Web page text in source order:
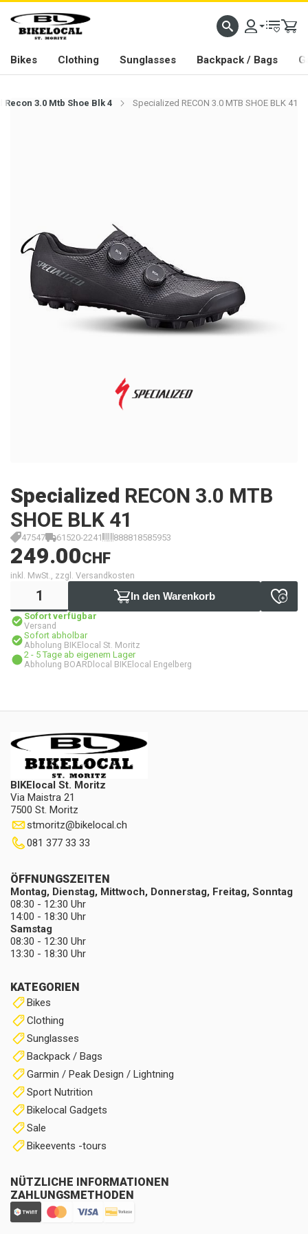
PASSION IN ALL WE DO
Bikes Clothing Sunglasses Backpack / Bags
3.0 Mtb Shoe Blk 4 Specialized RECON 3.0 MTB SHOE BLK 41
Specialized RECON 3.0 MTB
SHOE BLK 41
47547 61520-2241 888818585953
249.00CHF
inkl. MwSt., zzgl. Versandkosten
In den Warenkorb
Sofort verfügbar
Versand
Sofort abholbar
Abholung BIKElocal St. Moritz
2 - 5 Tage ab eigenem Lager
Abholung BOARDlocal BIKElocal Engelberg
BIKElocal St. Moritz
Via Maistra 21
7500 St. Moritz
stmoritz@bikelocal.ch
081 377 33 33
KATEGORIEN
Bikes
Clothing
Sunglasses
Backpack / Bags
Garmin / Peak Design / Lightning
Sport Nutrition
Bikelocal Gadgets
Sale
Bikeevents -tours
NÜTZLICHE INFORMATIONEN
ZAHLUNGSMETHODEN
ÖFFNUNGSZEITEN
Montag, Dienstag, Mittwoch, Donnerstag, Freitag, Sonntag
08:30 - 12:30 Uhr
14:00 - 18:30 Uhr
Samstag
08:30 - 12:30 Uhr
13:30 - 18:30 Uhr